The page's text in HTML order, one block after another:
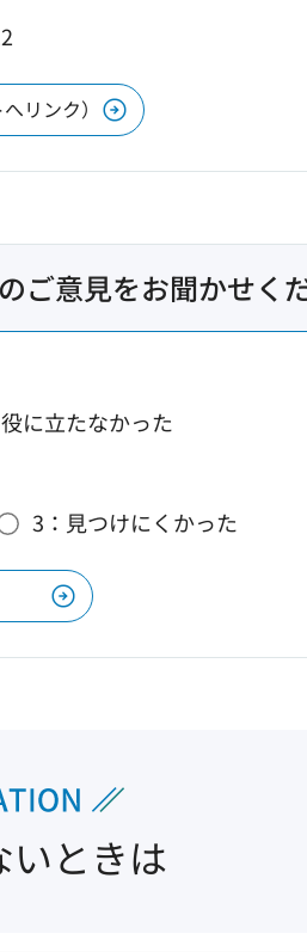
リンク）
ご意見をお聞かせく
に立たなかった
3：見つけにくかった
いときは